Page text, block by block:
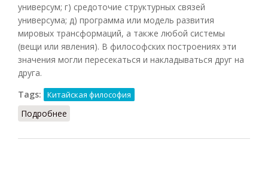
универсум; г) средоточие структурных связей
универсума; д) программа или модель развития
мировых трансформаций, а также любой системы
(вещи или явления). В философских построениях эти
значения могли пересекаться и накладываться друг на
друга.
Tags:
Китайская философия
Подробнее